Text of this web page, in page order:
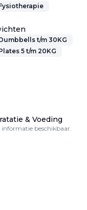
t/m 30KG
5 t/m 20KG
& Voeding
informatie beschikbaar.